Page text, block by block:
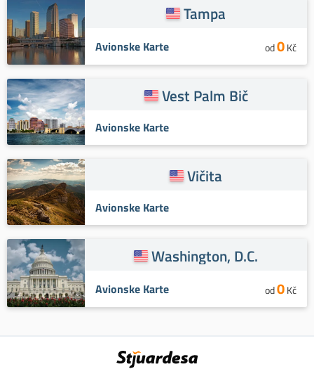
Tampa
Avionske Karte od0Kč
Vest Palm Bič
Avionske Karte
Vičita
Avionske Karte
Washington, D.C.
Avionske Karte od0Kč